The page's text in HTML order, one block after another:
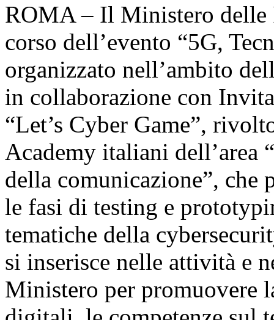
ROMA – Il Ministero delle
corso dell’evento “5G,
organizzato nell’ambito
in collaborazione con
“Let’s Cyber Game”,
Academy italiani dell’area
della comunicazione”, che
le fasi di testing e
tematiche della
si inserisce nelle attività e
Ministero per promuovere